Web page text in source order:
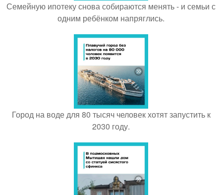
Семейную ипотеку снова собираются менять - и семьи с
одним ребёнком напряглись.
Город на воде для 80 тысяч человек хотят запустить к
2030 году.